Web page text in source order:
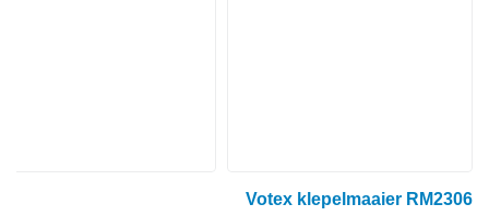
Votex klepelmaaier RM2306